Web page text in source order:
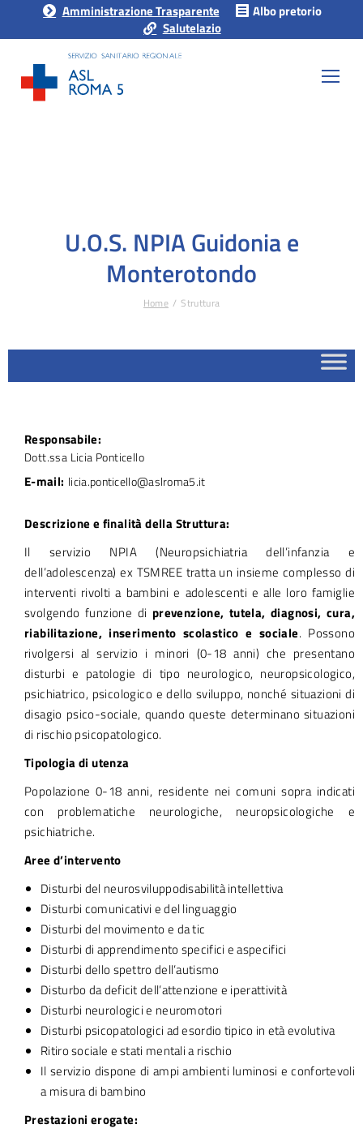
Amministrazione Trasparente
Albo pretorio
Salutelazio
U.O.S. NPIA Guidonia e
Monterotondo
Home Struttura
Responsabile:
Dott.ssa Licia Ponticello
E-mail: licia.ponticello@aslroma5.it
Descrizione e finalità della Struttura:
Il servizio NPIA (Neuropsichiatria dell’infanzia e
dell’adolescenza) ex TSMREE tratta un insieme complesso di
interventi rivolti a bambini e adolescenti e alle loro famiglie
svolgendo funzione di prevenzione, tutela, diagnosi, cura,
riabilitazione, inserimento scolastico e sociale. Possono
rivolgersi al servizio i minori (0-18 anni) che presentano
disturbi e patologie di tipo neurologico, neuropsicologico,
psichiatrico, psicologico e dello sviluppo, nonché situazioni di
disagio psico-sociale, quando queste determinano situazioni
di rischio psicopatologico.
Tipologia di utenza
Popolazione 0-18 anni, residente nei comuni sopra indicati
con problematiche neurologiche, neuropsicologiche e
psichiatriche.
Aree d’intervento
Disturbi del neurosviluppodisabilità intellettiva
Disturbi comunicativi e del linguaggio
Disturbi del movimento e da tic
Disturbi di apprendimento specifici e aspecifici
Disturbi dello spettro dell’autismo
Disturbo da deficit dell’attenzione e iperattività
Disturbi neurologici e neuromotori
Disturbi psicopatologici ad esordio tipico in età evolutiva
Ritiro sociale e stati mentali a rischio
Il servizio dispone di ampi ambienti luminosi e confortevoli
a misura di bambino
Prestazioni erogate: